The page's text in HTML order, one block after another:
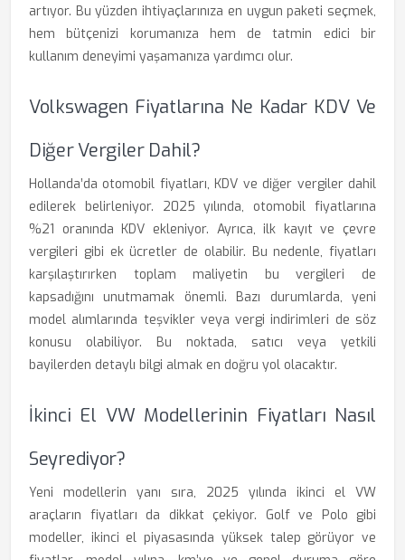
artıyor. Bu yüzden ihtiyaçlarınıza en uygun paketi seçmek,
hem bütçenizi korumanıza hem de tatmin edici bir
kullanım deneyimi yaşamanıza yardımcı olur.
Volkswagen Fiyatlarına Ne Kadar KDV Ve
Diğer Vergiler Dahil?
Hollanda’da otomobil fiyatları, KDV ve diğer vergiler dahil
edilerek belirleniyor. 2025 yılında, otomobil fiyatlarına
%21 oranında KDV ekleniyor. Ayrıca, ilk kayıt ve çevre
vergileri gibi ek ücretler de olabilir. Bu nedenle, fiyatları
karşılaştırırken toplam maliyetin bu vergileri de
kapsadığını unutmamak önemli. Bazı durumlarda, yeni
model alımlarında teşvikler veya vergi indirimleri de söz
konusu olabiliyor. Bu noktada, satıcı veya yetkili
bayilerden detaylı bilgi almak en doğru yol olacaktır.
İkinci El VW Modellerinin Fiyatları Nasıl
Seyrediyor?
Yeni modellerin yanı sıra, 2025 yılında ikinci el VW
araçların fiyatları da dikkat çekiyor. Golf ve Polo gibi
modeller, ikinci el piyasasında yüksek talep görüyor ve